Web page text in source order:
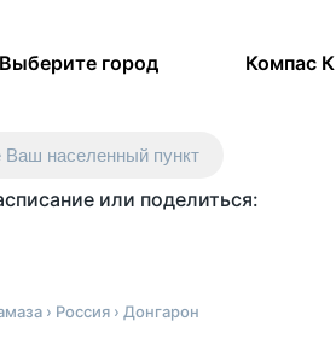
Выберите город Компас
Ваш населенный пункт
или поделиться:
› Россия› Донгарон